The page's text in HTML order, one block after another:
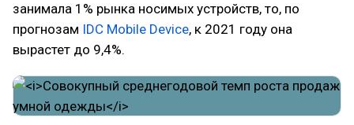
занимала 1% рынка носимых устройств, то, по
прогнозам IDC Mobile Device, к 2021 году она
вырастет до 9,4%.